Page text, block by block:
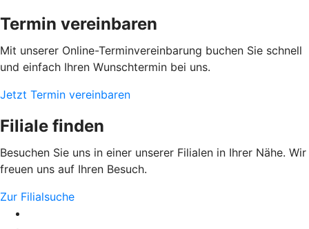
Termin vereinbaren
Mit unserer Online-Terminvereinbarung buchen Sie schnell
und einfach Ihren Wunschtermin bei uns.
Jetzt Termin vereinbaren
Filiale finden
Besuchen Sie uns in einer unserer Filialen in Ihrer Nähe. Wir
freuen uns auf Ihren Besuch.
Zur Filialsuche